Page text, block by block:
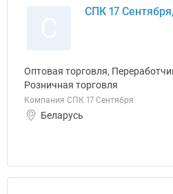
СПК 17
Оптовая торговля,
Розничная торговля
Компания СПК 17 Сентября
Беларусь